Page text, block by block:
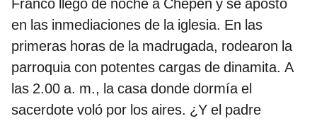
en las inmediaciones de la iglesia. En las
primeras horas de la madrugada, rodearon la
parroquia con potentes cargas de dinamita. A
las 2.00 a. m., la casa donde dormía el
sacerdote voló por los aires. ¿Y el padre